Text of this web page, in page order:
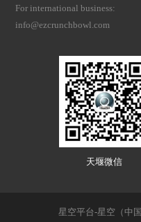
For international business:
info@ezcrunchbowl.com
天堰微信
星空平台-星空（中